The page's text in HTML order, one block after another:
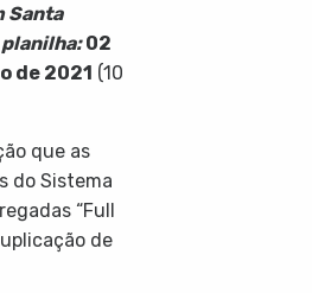
Santa
02
de 2021 (10
que as
do Sistema
“Full
de